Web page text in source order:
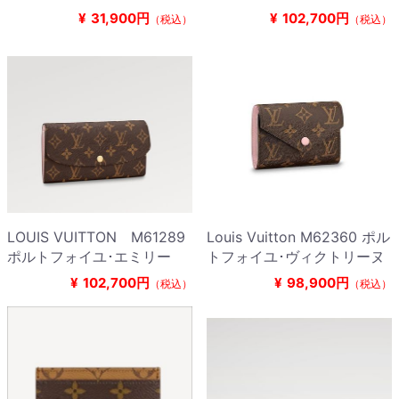
¥ 31,900円 （税込） ¥ 102,700円 （税込）
LOUIS VUITTON M61289
ポルトフォイユ･エミリー
¥ 102,700円 （税込）
Louis Vuitton M62360 ポル
トフォイユ･ヴィクトリーヌ
¥ 98,900円 （税込）